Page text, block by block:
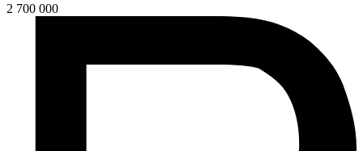
2 700 000